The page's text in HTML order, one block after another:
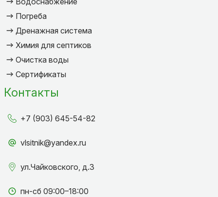
Погреба
Дренажная система
Химия для септиков
Очистка воды
Сертификаты
Контакты
+7 (903) 645-54-82
vlsitnik@yandex.ru
ул.Чайковского, д.3
пн-сб 09:00–18:00